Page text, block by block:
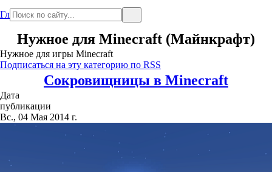
Главная
Нужное для Minecraft (Майнкрафт)
Нужное для игры Minecraft
Подписаться на эту категорию по RSS
Сокровищницы в Minecraft
Дата
публикации
Вс., 04 Мая 2014 г.